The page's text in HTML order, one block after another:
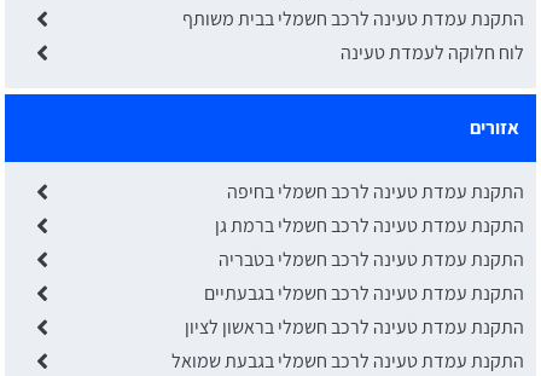
התקנת עמדת טעינה לרכב חשמלי בבית משותף
לוח חלוקה לעמדת טעינה
אזורים
התקנת עמדת טעינה לרכב חשמלי בחיפה
התקנת עמדת טעינה לרכב חשמלי ברמת גן
התקנת עמדת טעינה לרכב חשמלי בטבריה
התקנת עמדת טעינה לרכב חשמלי בגבעתיים
התקנת עמדת טעינה לרכב חשמלי בראשון לציון
התקנת עמדת טעינה לרכב חשמלי בגבעת שמואל